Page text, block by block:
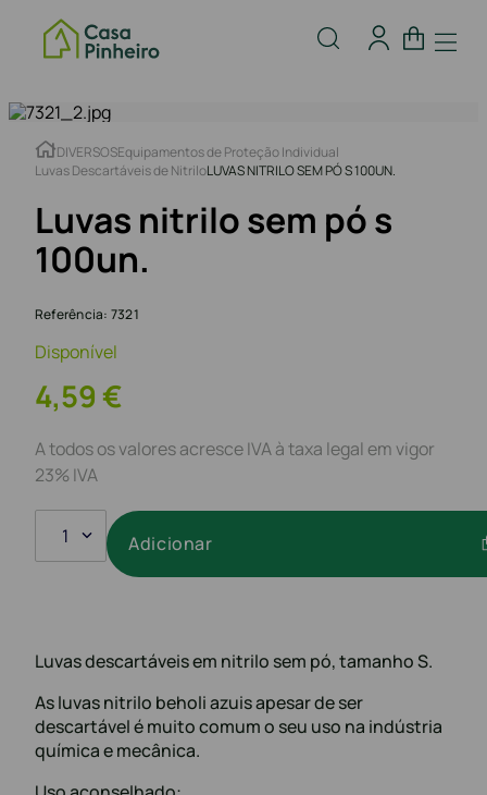
DIVERSOSEquipamentos de Proteção Individual
Luvas Descartáveis de NitriloLUVAS NITRILO SEM PÓ S 100UN.
Luvas nitrilo sem pó s
100un.
Referência: 7321
Disponível
4,59€
A todos os valores acresce IVA à taxa legal em vigor
23% IVA
1 Adicionar
Luvas descartáveis em nitrilo sem pó, tamanho S.
As luvas nitrilo beholi azuis apesar de ser
descartável é muito comum o seu uso na indústria
química e mecânica.